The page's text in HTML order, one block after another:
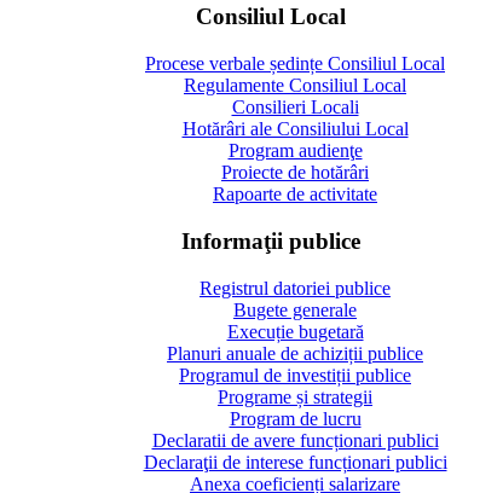
Consiliul Local
Procese verbale ședințe Consiliul Local
Regulamente Consiliul Local
Consilieri Locali
Hotărâri ale Consiliului Local
Program audienţe
Proiecte de hotărâri
Rapoarte de activitate
Informaţii publice
Registrul datoriei publice
Bugete generale
Execuție bugetară
Planuri anuale de achiziții publice
Programul de investiții publice
Programe și strategii
Program de lucru
Declaratii de avere funcționari publici
Declaraţii de interese funcționari publici
Anexa coeficienți salarizare